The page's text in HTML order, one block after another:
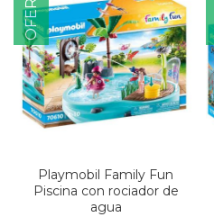
Playmobil Family Fun
Piscina con rociador de
agua